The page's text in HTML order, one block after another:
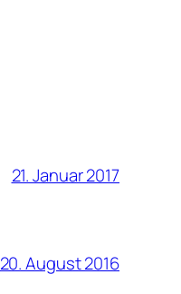
21. Januar 2017
20. August 2016